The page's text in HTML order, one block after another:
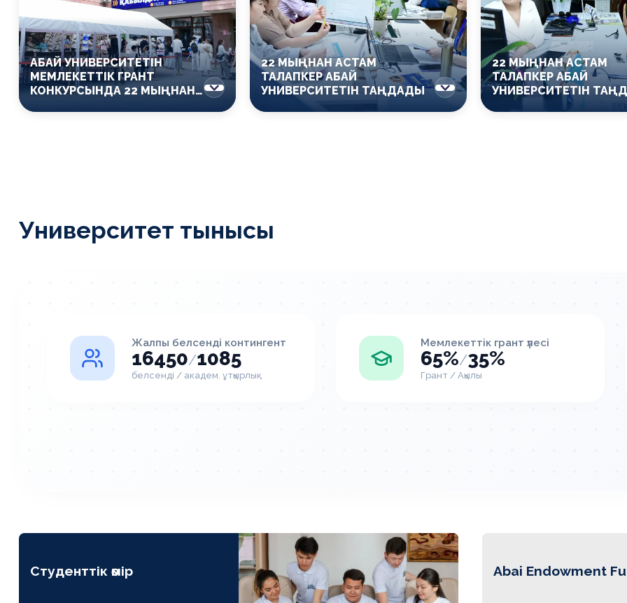
АБАЙ УНИВЕРСИТЕТІН
МЕМЛЕКЕТТІК ГРАНТ
КОНКУРСЫНДА 22 МЫҢНАН
22 МЫҢНАН АСТАМ
ТАЛАПКЕР АБАЙ
УНИВЕРСИТЕТІН ТАҢДАДЫ
22 МЫҢНАН АСТАМ
ТАЛАПКЕР АБАЙ
УНИВЕРСИТЕТІН
Университет тынысы
Жалпы белсенді контингент
16450/1085
белсенді / академ. ұтқырлық
Мемлекеттік грант үлесі
65%/35%
Грант / Ақылы
Студенттік өмір Abai Endowment